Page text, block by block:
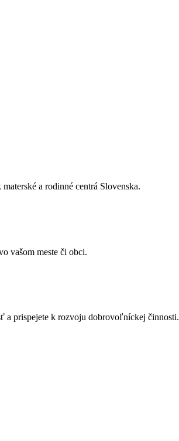
a rodinné centrá Slovenska.
vašom meste či obci.
a prispejete k rozvoju dobrovoľníckej činnosti.